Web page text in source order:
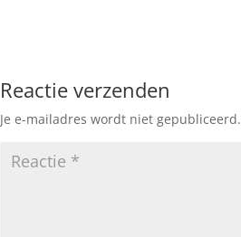
Reactie verzenden
Je e-mailadres wordt niet gepubliceerd.